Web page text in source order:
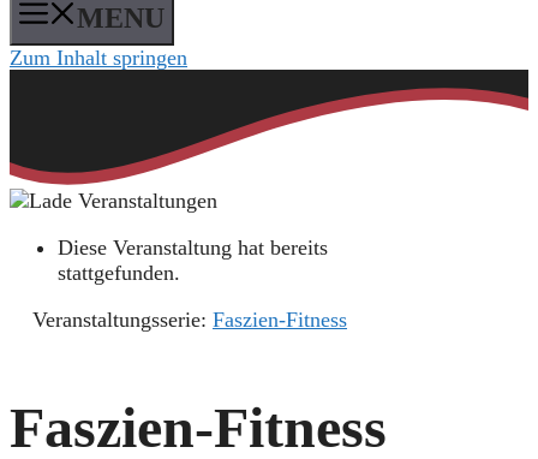
MENU
Zum Inhalt springen
Diese Veranstaltung hat bereits
stattgefunden.
Veranstaltungsserie: Faszien-Fitness
Faszien-Fitness